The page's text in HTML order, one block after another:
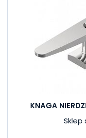
KNAGA
Sklep